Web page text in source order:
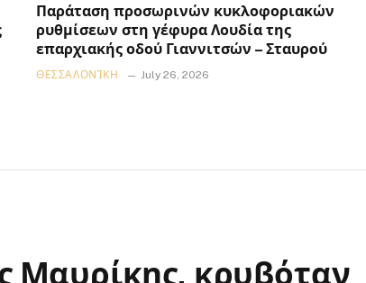
Παράταση προσωρινών κυκλοφοριακών
ρυθμίσεων στη γέφυρα Λουδία της
επαρχιακής οδού Γιαννιτσών – Σταυρού
ΘΕΣΣΑΛΟΝΊΚΗ July 26, 2026
Μαυρίκης, κρυβόταν